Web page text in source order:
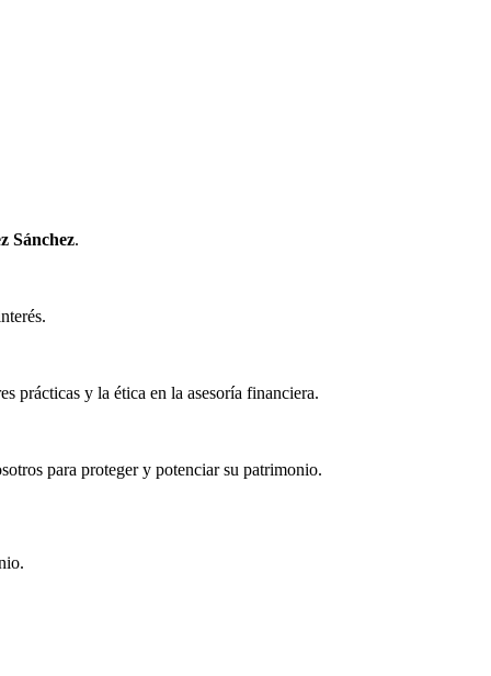
Sánchez.
prácticas y la ética en la asesoría financiera.
para proteger y potenciar su patrimonio.